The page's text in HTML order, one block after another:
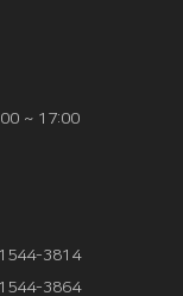
~ 17:00
1544-3814
1544-3864